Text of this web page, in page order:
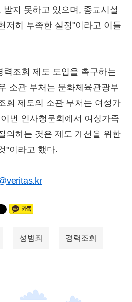
받지 못하고 있으며, 종교시설
저히 부족한 실정"이라고 이들
력조회 제도 도입을 촉구하는
소관 부처는 문화체육관광부
회 제도의 소관 부처는 여성가
번 인사청문회에서 여성가족
의하는 것은 제도 개선을 위한
"이라고 했다.
성범죄 경력조회